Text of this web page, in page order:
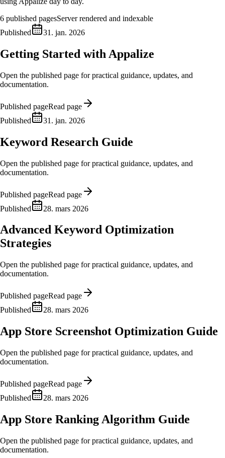
6 published pagesServer rendered and indexable
Published
31. jan. 2026
Getting Started with Appalize
Open the published page for practical guidance, updates, and
documentation.
Published pageRead page
Published
31. jan. 2026
Keyword Research Guide
Open the published page for practical guidance, updates, and
documentation.
Published pageRead page
Published
28. mars 2026
Advanced Keyword Optimization
Strategies
Open the published page for practical guidance, updates, and
documentation.
Published pageRead page
Published
28. mars 2026
App Store Screenshot Optimization Guide
Open the published page for practical guidance, updates, and
documentation.
Published pageRead page
Published
28. mars 2026
App Store Ranking Algorithm Guide
Open the published page for practical guidance, updates, and
documentation.